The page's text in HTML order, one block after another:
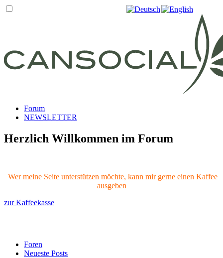
Forum
NEWSLETTER
Herzlich Willkommen im Forum
Wer meine Seite unterstützen möchte, kann mir gerne einen Kaffee
ausgeben
zur Kaffeekasse
Foren
Neueste Posts